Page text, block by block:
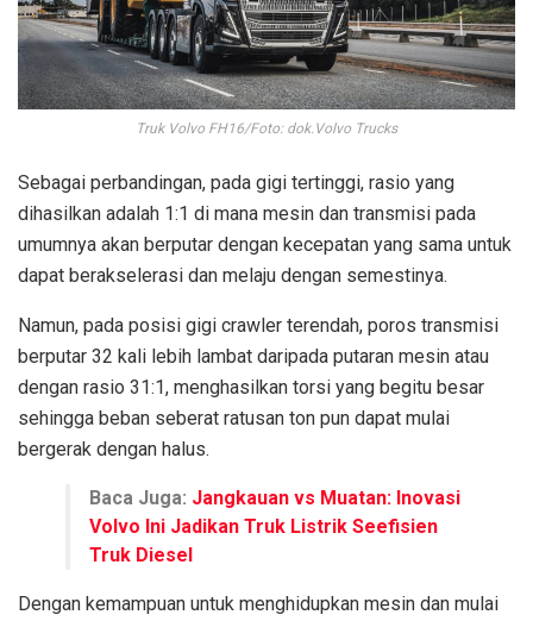
Truk Volvo FH16/Foto: dok.Volvo Trucks
Sebagai perbandingan, pada gigi tertinggi, rasio yang
dihasilkan adalah 1:1 di mana mesin dan transmisi pada
umumnya akan berputar dengan kecepatan yang sama untuk
dapat berakselerasi dan melaju dengan semestinya.
Namun, pada posisi gigi crawler terendah, poros transmisi
berputar 32 kali lebih lambat daripada putaran mesin atau
dengan rasio 31:1, menghasilkan torsi yang begitu besar
sehingga beban seberat ratusan ton pun dapat mulai
bergerak dengan halus.
Baca Juga: Jangkauan vs Muatan: Inovasi
Volvo Ini Jadikan Truk Listrik Seefisien
Truk Diesel
Dengan kemampuan untuk menghidupkan mesin dan mulai